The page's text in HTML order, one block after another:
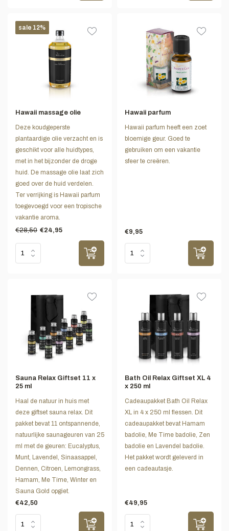
sale 12%
Hawaii massage olie
Deze koudgeperste
plantaardige olie verzacht en is
geschikt voor alle huidtypes,
met in het bijzonder de droge
huid. De massage olie laat zich
goed over de huid verdelen.
Ter verrijking is Hawaii parfum
toegevoegd voor een tropische
vakantie aroma.
€28,50 €24,95
Hawaii parfum
Hawaii parfum heeft een zoet
bloemige geur. Goed te
gebruiken om een vakantie
sfeer te creëren.
€9,95
Sauna Relax Giftset 11 x
25 ml
Haal de natuur in huis met
deze giftset sauna relax. Dit
pakket bevat 11 ontspannende,
natuurlijke saunageuren van 25
ml met de geuren: Eucalyptus,
Munt, Lavendel, Sinaasappel,
Dennen, Citroen, Lemongrass,
Hamam, Me Time, Winter en
Sauna Gold opgiet.
€42,50
Bath Oil Relax Giftset XL 4
x 250 ml
Cadeaupakket Bath Oil Relax
XL in 4 x 250 ml flessen. Dit
cadeaupakket bevat Hamam
badolie, Me Time badolie, Zen
badolie en Lavendel badolie.
Het pakket wordt geleverd in
een cadeautasje.
€49,95